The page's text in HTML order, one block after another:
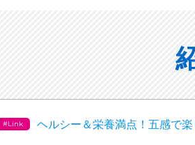
#Link ヘルシー＆栄養満点！五感で